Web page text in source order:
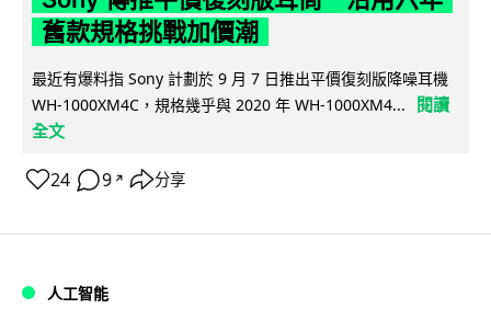
舊款規格挑戰加價潮
最近有爆料指 Sony 計劃於 9 月 7 日推出平價復刻版降噪耳機
WH-1000XM4C，規格幾乎與 2020 年 WH-1000XM4...
閱讀
全文
24 9 ↗ 分享
人工智能